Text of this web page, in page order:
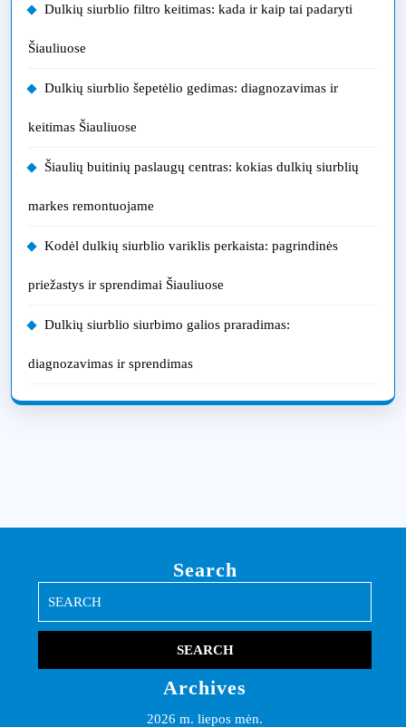
Dulkių siurblio filtro keitimas: kada ir kaip tai padaryti
Šiauliuose
Dulkių siurblio šepetėlio gedimas: diagnozavimas ir
keitimas Šiauliuose
Šiaulių buitinių paslaugų centras: kokias dulkių siurblių
markes remontuojame
Kodėl dulkių siurblio variklis perkaista: pagrindinės
priežastys ir sprendimai Šiauliuose
Dulkių siurblio siurbimo galios praradimas:
diagnozavimas ir sprendimas
Search
for:
Archives
2026 m. liepos mėn.